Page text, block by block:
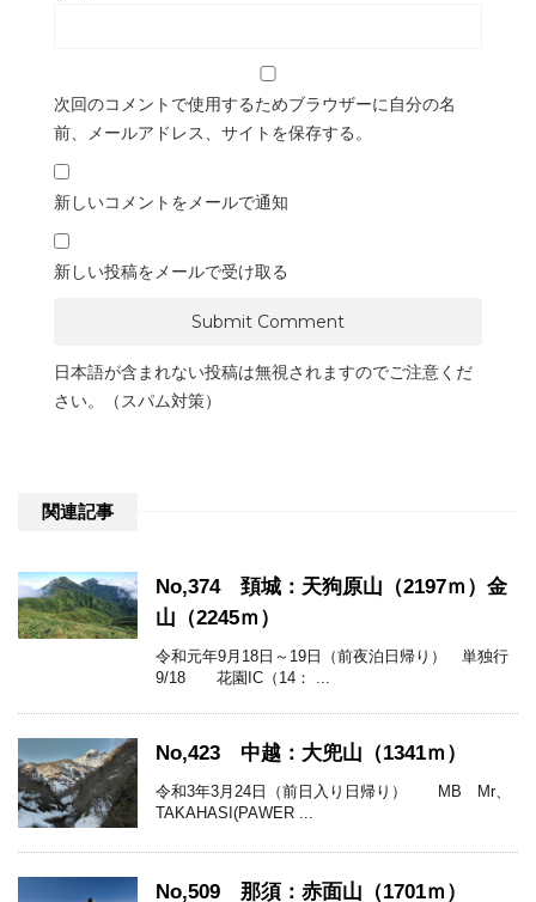
次回のコメントで使用するためブラウザーに自分の名
前、メールアドレス、サイトを保存する。
新しいコメントをメールで通知
新しい投稿をメールで受け取る
日本語が含まれない投稿は無視されますのでご注意くだ
さい。（スパム対策）
関連記事
No,374 頚城：天狗原山（2197ｍ）金
山（2245ｍ）
令和元年9月18日～19日（前夜泊日帰り） 単独行
9/18 花園IC（14： ...
No,423 中越：大兜山（1341ｍ）
令和3年3月24日（前日入り日帰り） MB Mr、
TAKAHASI(PAWER ...
No,509 那須：赤面山（1701ｍ）